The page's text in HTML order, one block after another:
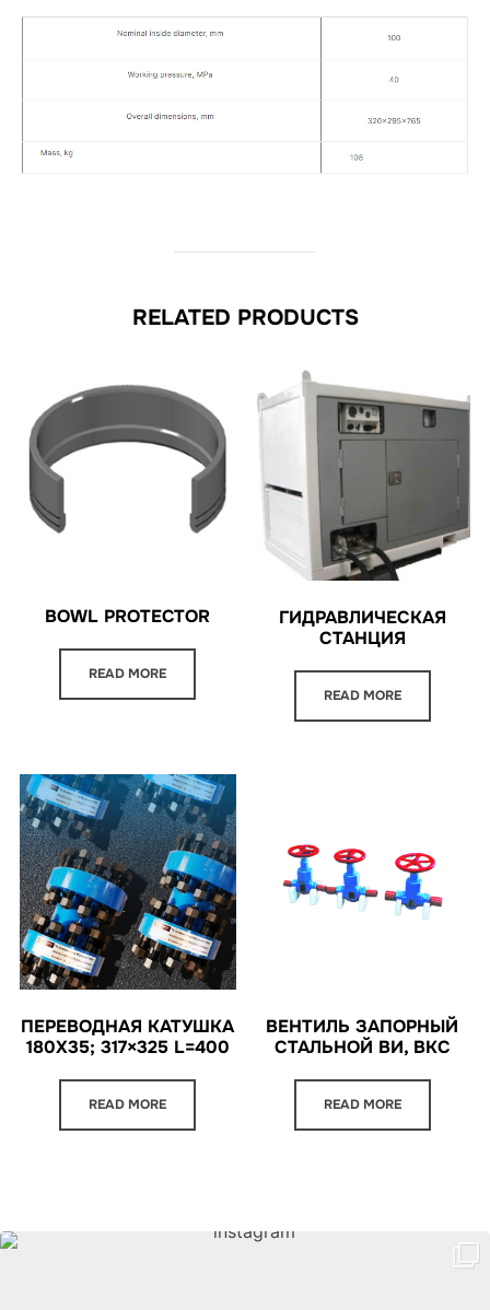
RELATED PRODUCTS
BOWL PROTECTOR
READ MORE
ГИДРАВЛИЧЕСКАЯ
СТАНЦИЯ
READ MORE
ПЕРЕВОДНАЯ КАТУШКА
180X35; 317×325 L=400
READ MORE
ВЕНТИЛЬ ЗАПОРНЫЙ
СТАЛЬНОЙ ВИ, ВКС
READ MORE